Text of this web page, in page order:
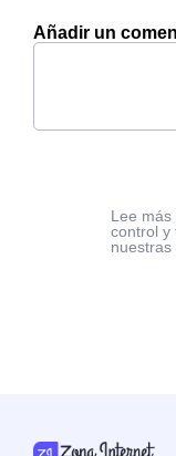
Añadir un
Lee
control y